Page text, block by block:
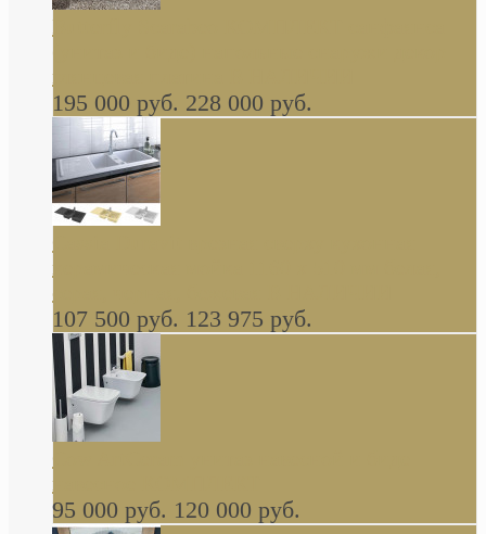
Butterfly Scarabeo КОМПЛЕКТ санфаянса
глянцевая платина В НАЛИЧИИ
195 000 руб. 228 000 руб.
керамическая мойка 1160 x 510 мм белая,
серая, черная, бежевая В НАЛИЧИИ
107 500 руб. 123 975 руб.
навесное КОМПЛЕКТ
95 000 руб. 120 000 руб.